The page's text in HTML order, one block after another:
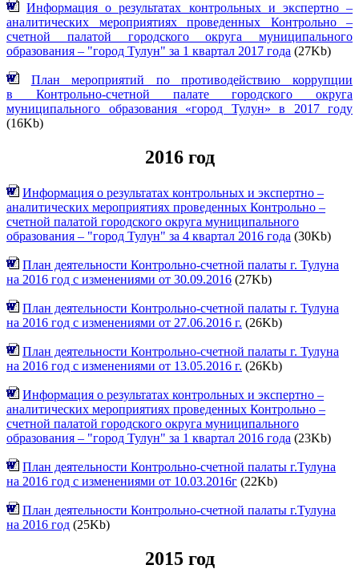
Информация о результатах контрольных и экспертно –
аналитических мероприятиях проведенных Контрольно –
счетной палатой городского округа муниципального
образования – "город Тулун" за 1 квартал 2017 года (27Kb)
План мероприятий по противодействию коррупции
в Контрольно-счетной палате городского округа
муниципального образования «город Тулун» в 2017 году
(16Kb)
2016 год
Информация о результатах контрольных и экспертно –
аналитических мероприятиях проведенных Контрольно –
счетной палатой городского округа муниципального
образования – "город Тулун" за 4 квартал 2016 года (30Kb)
План деятельности Контрольно-счетной палаты г. Тулуна
на 2016 год с изменениями от 30.09.2016 (27Kb)
План деятельности Контрольно-счетной палаты г. Тулуна
на 2016 год с изменениями от 27.06.2016 г. (26Kb)
План деятельности Контрольно-счетной палаты г. Тулуна
на 2016 год с изменениями от 13.05.2016 г. (26Kb)
Информация о результатах контрольных и экспертно –
аналитических мероприятиях проведенных Контрольно –
счетной палатой городского округа муниципального
образования – "город Тулун" за 1 квартал 2016 года (23Kb)
План деятельности Контрольно-счетной палаты г.Тулуна
на 2016 год с изменениями от 10.03.2016г (22Kb)
План деятельности Контрольно-счетной палаты г.Тулуна
на 2016 год (25Kb)
2015 год